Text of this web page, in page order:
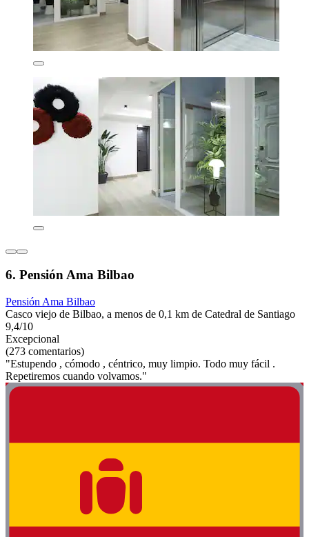
6. Pensión Ama Bilbao
Pensión Ama Bilbao
Casco viejo de Bilbao, a menos de 0,1 km de Catedral de Santiago
9,4/10
Excepcional
(273 comentarios)
"Estupendo , cómodo , céntrico, muy limpio. Todo muy fácil .
Repetiremos cuando volvamos."